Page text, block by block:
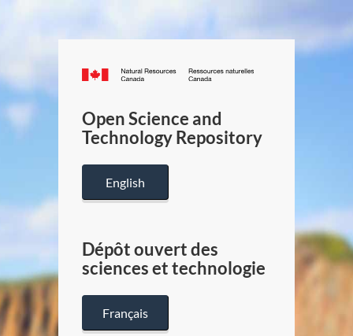
Canada.ca
/
Canada
Open Science and
Technology Repository
English
Dépôt ouvert des
sciences et technologie
Français